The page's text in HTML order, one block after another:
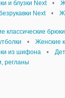
и блузки Next •
Next •
классические брюки
• Женские
из шифона •
регланы